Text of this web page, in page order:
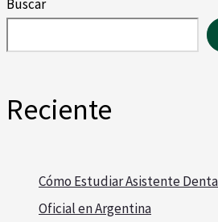
Buscar
Reciente
Cómo Estudiar Asistente
Oficial en Argentina